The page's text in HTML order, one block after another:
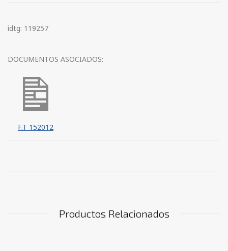
idtg: 119257
DOCUMENTOS ASOCIADOS:
F.T 152012
Productos Relacionados